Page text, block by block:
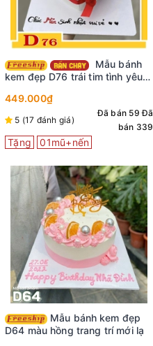
kem đẹp D76 trái tim tình yêu
449.000₫
5 (17 đánh giá)
Đã bán 59 Đã
bán 339
Tặng 01mũ+nến
Mẫu bánh kem đẹp
D64 màu hồng trang trí mới lạ